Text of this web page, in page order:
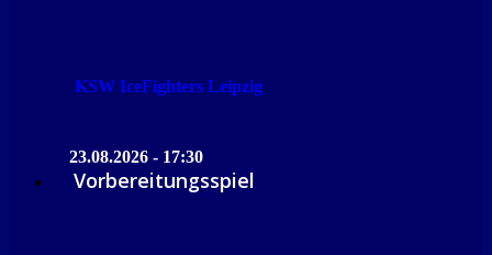
KSW IceFighters Leipzig
23.08.2026 - 17:30
Vorbereitungsspiel